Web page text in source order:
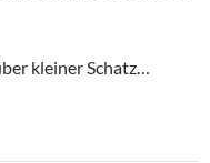
kleiner Schatz…